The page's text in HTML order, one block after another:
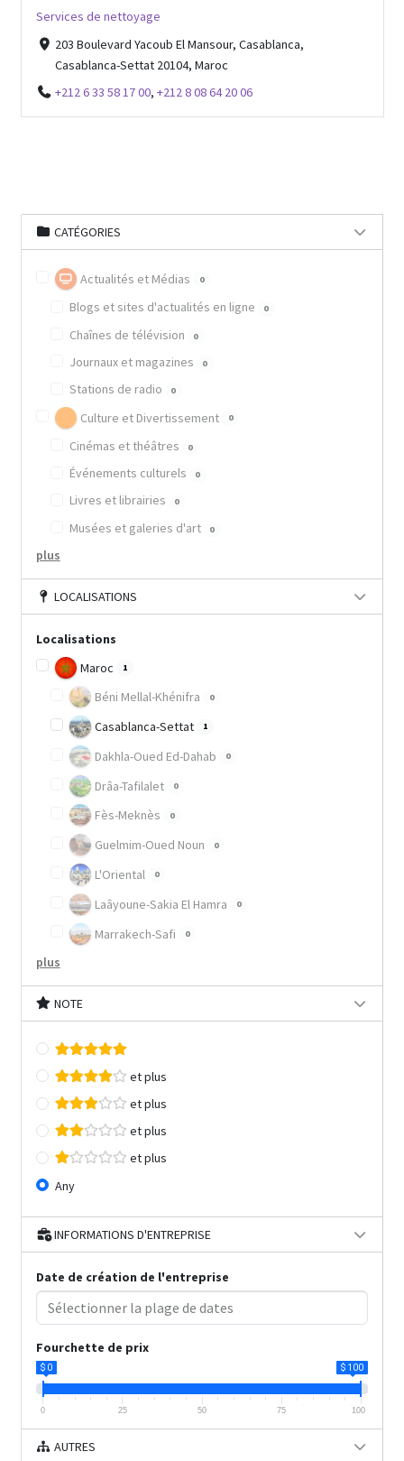
Services de nettoyage
203 Boulevard Yacoub El Mansour, Casablanca,
Casablanca-Settat 20104, Maroc
+212 6 33 58 17 00, +212 8 08 64 20 06
CATÉGORIES
Actualités et Médias 0
Blogs et sites d'actualités en ligne 0
Chaînes de télévision 0
Journaux et magazines 0
Stations de radio 0
Culture et Divertissement 0
Cinémas et théâtres 0
Événements culturels 0
Livres et librairies 0
Musées et galeries d'art 0
plus
LOCALISATIONS
Localisations
Maroc
1
Béni Mellal-Khénifra 0
Casablanca-Settat 1
Dakhla-Oued Ed-Dahab 0
Drâa-Tafilalet 0
Fès-Meknès 0
Guelmim-Oued Noun 0
L'Oriental 0
Laâyoune-Sakia El Hamra 0
Marrakech-Safi 0
plus
NOTE
et plus
et plus
et plus
et plus
Any
INFORMATIONS D'ENTREPRISE
Date de création de l'entreprise
Fourchette de prix
$ 0 $ 100
0 25 50 75 100
AUTRES